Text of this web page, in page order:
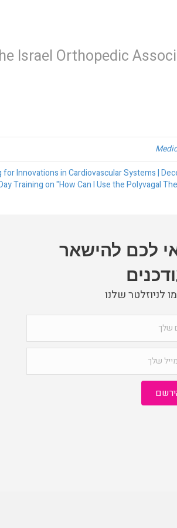
יצירת קשר
Israel Orthopedic
לכם להישאר
לניוזלטר שלנו